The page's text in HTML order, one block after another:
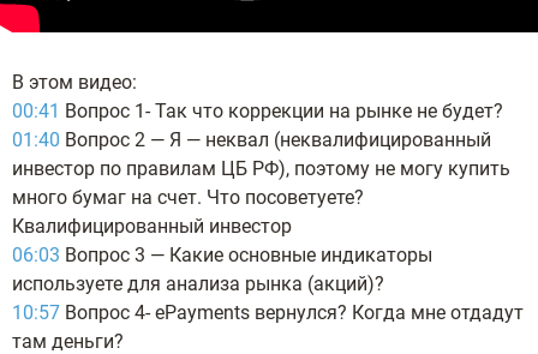
В этом видео:
00:41 Вопрос 1- Так что коррекции на рынке не будет?
01:40 Вопрос 2 — Я — неквал (неквалифицированный
инвестор по правилам ЦБ РФ), поэтому не могу купить
много бумаг на счет. Что посоветуете?
Квалифицированный инвестор
06:03 Вопрос 3 — Какие основные индикаторы
используете для анализа рынка (акций)?
10:57 Вопрос 4- ePayments вернулся? Когда мне отдадут
там деньги?